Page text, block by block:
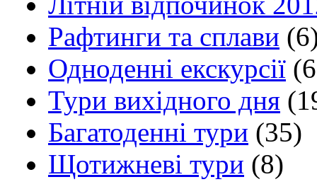
Рафтинги та сплави
Одноденні екскурсії
Тури вихідного дня
Багатоденні тури (35)
Щотижневі тури (8)